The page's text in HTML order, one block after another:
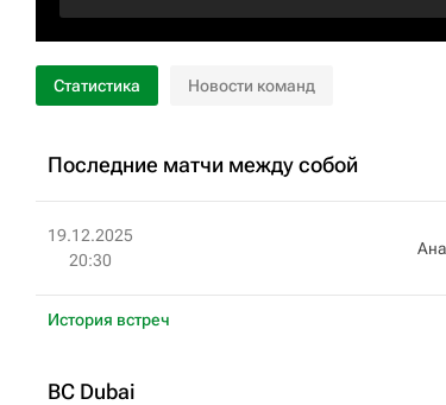
Статистика Новости команд
Последние матчи между собой
19.12.2025
20:30
История встреч
BC Dubai